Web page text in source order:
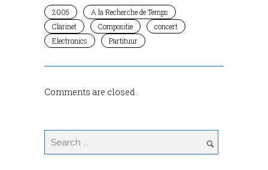
2005
A la Recherche de Temps
Clarinet
Compositie
concert
Electronics
Partituur
Comments are closed.